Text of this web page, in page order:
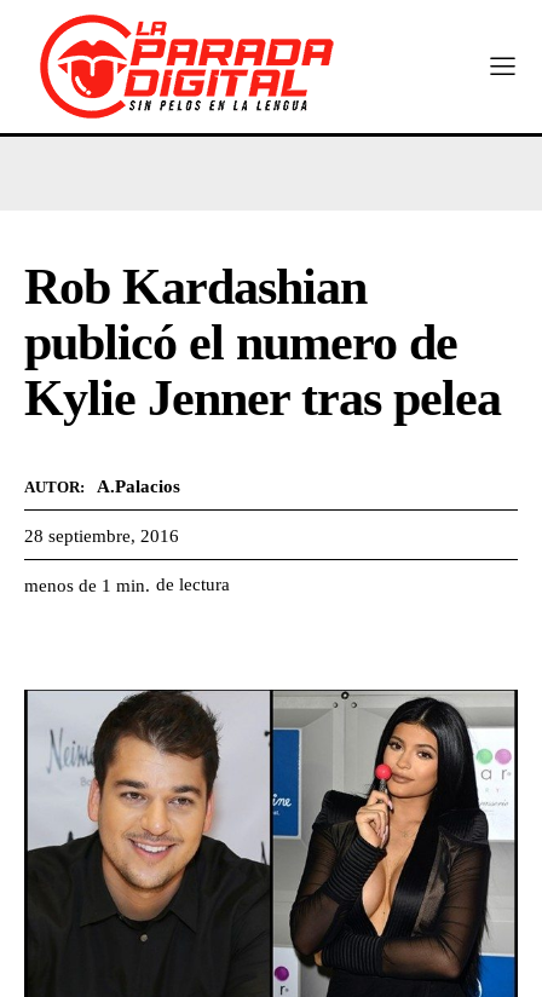
Rob Kardashian
publicó el numero de
Kylie Jenner tras pelea
AUTOR: A.Palacios
28 septiembre, 2016
menos de 1 min. de lectura